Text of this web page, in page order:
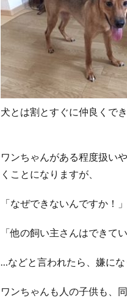
犬とは割とすぐに仲良くで
ワンちゃんがある程度扱い
くことになりますが、
「なぜできないんですか！」
「他の飼い主さんはできて
…などと言われたら、嫌に
ワンちゃんも人の子供も、